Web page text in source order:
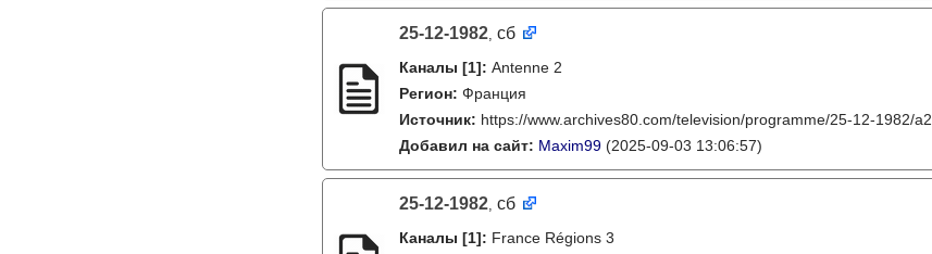
25-12-1982, сб
Каналы [1]: Antenne 2
Регион: Франция
Источник: https://www.archives80.com/television/programme/25-12-1982/a2
Добавил на сайт: Maxim99 (2025-09-03 13:06:57)
25-12-1982, сб
Каналы [1]: France Régions 3